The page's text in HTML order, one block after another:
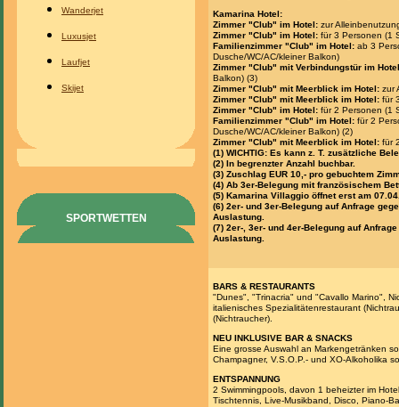
Wanderjet
Luxusjet
Laufjet
Skijet
SPORTWETTEN
Kamarina Hotel:
Zimmer "Club" im Hotel: zur
Zimmer "Club" im Hotel: für 3 Personen (1
Familienzimmer "Club" im Hotel: ab 3
Dusche/WC/AC/kleiner Balkon)
Zimmer "Club" mit Verbindungstür im
Balkon) (3)
Zimmer "Club" mit Meerblick im Hotel: zur
Zimmer "Club" mit Meerblick im Hotel: für
Zimmer "Club" im Hotel: für 2 Personen (1
Familienzimmer "Club" im Hotel: für 2
Dusche/WC/AC/kleiner Balkon) (2)
Zimmer "Club" mit Meerblick im Hotel: für
(1) WICHTIG: Es kann z. T. zusätzliche
(2) In begrenzter Anzahl buchbar.
(3) Zuschlag EUR 10,- pro gebuchtem
(4) Ab 3er-Belegung mit französischem
(5) Kamarina Villaggio öffnet erst am
(6) 2er- und 3er-Belegung auf Anfrage
Auslastung.
(7) 2er-, 3er- und 4er-Belegung auf
Auslastung.
BARS & RESTAURANTS
"Dunes", "Trinacria" und "Cavallo Marino",
italienisches Spezialitätenrestaurant
(Nichtraucher).
NEU INKLUSIVE BAR & SNACKS
Eine grosse Auswahl an Markengetränken
Champagner, V.S.O.P.- und XO-Alkoholika
ENTSPANNUNG
2 Swimmingpools, davon 1 beheizter im
Tischtennis, Live-Musikband, Disco, Piano-